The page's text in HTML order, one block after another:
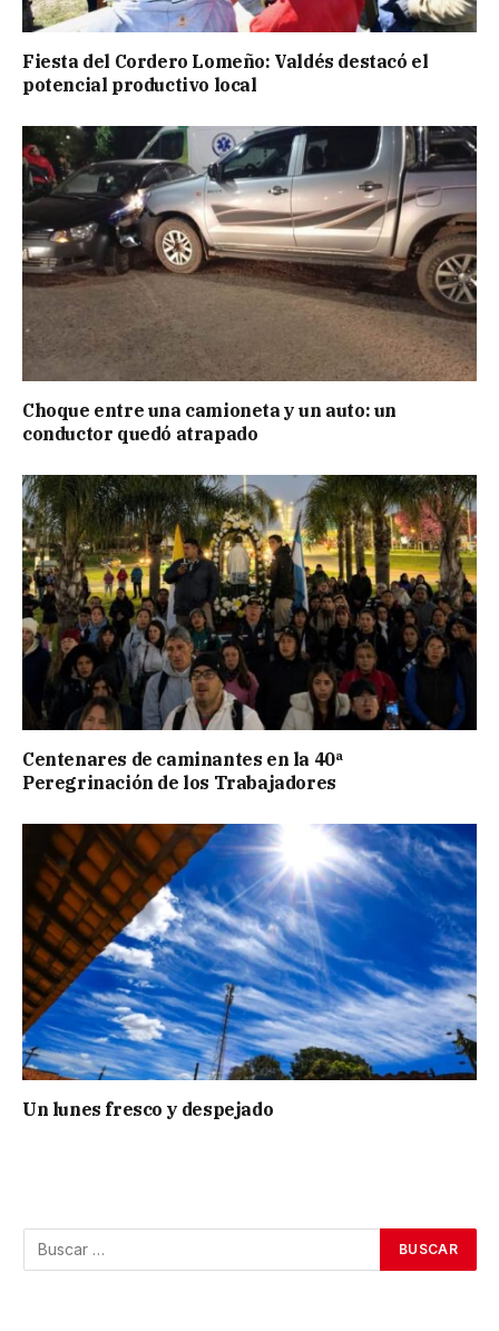
Fiesta del Cordero Lomeño: Valdés destacó el
potencial productivo local
Choque entre una camioneta y un auto: un
conductor quedó atrapado
Centenares de caminantes en la 40ª
Peregrinación de los Trabajadores
Un lunes fresco y despejado